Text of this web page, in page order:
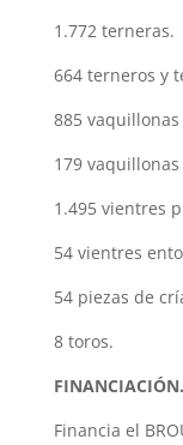
1.772 terneras.
664 terneros y
885
179
1.495 vientres
54 vientres
54 piezas de
8 toros.
FINANCIACIÓN.
Financia el